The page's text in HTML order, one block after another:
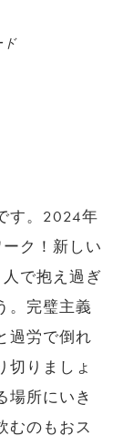
ド
す。2024年
ク！新しい
で抱え過ぎ
。完璧主義
過労で倒れ
切りましょ
場所にいき
むのもおス